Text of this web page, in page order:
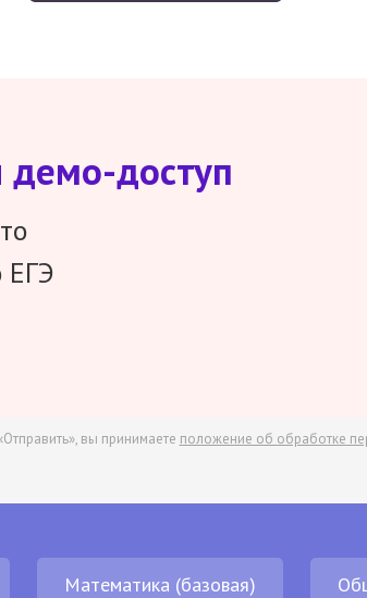
демо-доступ
ЕГЭ
вы принимаете положение об обработке
Математика (базовая)